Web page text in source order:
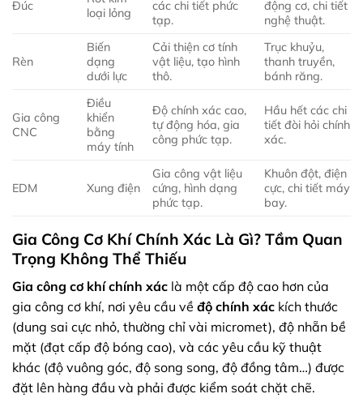
Đúc
loại lỏng
các chi tiết phức
tạp.
động cơ, chi tiết
nghệ thuật.
Rèn
Biến
dạng
dưới lực
Cải thiện cơ tính
vật liệu, tạo hình
thô.
Trục khuỷu,
thanh truyền,
bánh răng.
Gia công
CNC
Điều
khiển
bằng
máy tính
Độ chính xác cao,
tự động hóa, gia
công phức tạp.
Hầu hết các chi
tiết đòi hỏi chính
xác.
EDM Xung điện
Gia công vật liệu
cứng, hình dạng
phức tạp.
Khuôn đột, điện
cực, chi tiết máy
bay.
Gia Công Cơ Khí Chính Xác Là Gì? Tầm Quan
Trọng Không Thể Thiếu
Gia công cơ khí chính xác là một cấp độ cao hơn của
gia công cơ khí, nơi yêu cầu về độ chính xác kích thước
(dung sai cực nhỏ, thường chỉ vài micromet), độ nhẵn bề
mặt (đạt cấp độ bóng cao), và các yêu cầu kỹ thuật
khác (độ vuông góc, độ song song, độ đồng tâm…) được
đặt lên hàng đầu và phải được kiểm soát chặt chẽ.